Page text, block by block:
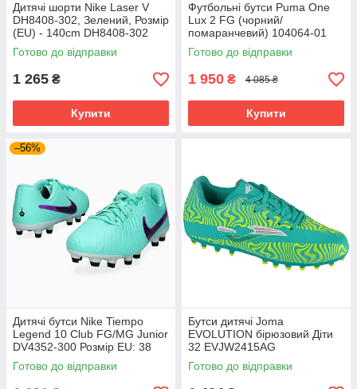
Дитячі шорти Nike Laser V
DH8408-302, Зелений, Розмір
(EU) - 140cm DH8408-302
Готово до відправки
1 265 ₴
Купити
Футбольні бутси Puma One
Lux 2 FG (чорний/
помаранчевий) 104064-01
Розмір EU: 44
Готово до відправки
1 950 ₴ 4 085 ₴
Купити
–56%
Дитячі бутси Nike Tiempo
Legend 10 Club FG/MG Junior
DV4352-300 Розмір EU: 38
Готово до відправки
Бутси дитячі Joma
EVOLUTION бірюзовий Діти
32 EVJW2415AG
Готово до відправки